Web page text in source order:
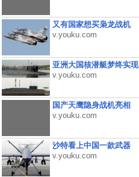
又有国家想买枭龙战机
v.youku.com
亚洲大国核潜艇梦终实现
v.youku.com
国产天鹰隐身战机亮相
v.youku.com
沙特看上中国一款武器
v.youku.com